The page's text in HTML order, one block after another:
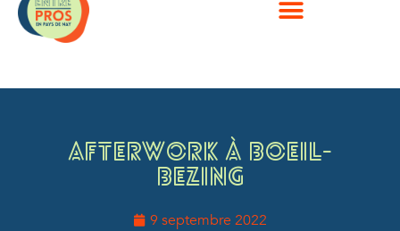
Afterwork à Boeil-
Bezing
9 septembre 2022